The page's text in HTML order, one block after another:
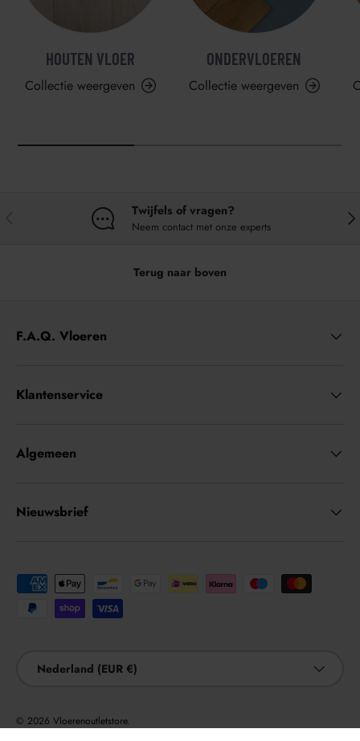
HOUTEN VLOER
Collectie weergeven
ONDERVLOEREN
Collectie weergeven
Twijfels of vragen?
Neem contact met onze experts
Terug naar boven
F.A.Q. Vloeren
Klantenservice
Algemeen
Nieuwsbrief
Geaccepteerde betaalmethoden
Nederland (EUR €)
© 2026 Vloerenoutletstore.